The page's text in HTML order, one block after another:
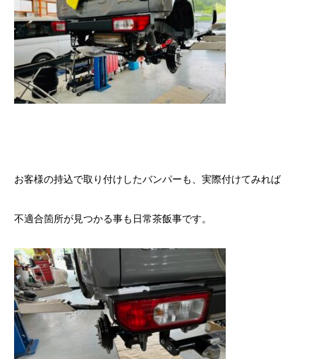
お客様の持込で取り付けしたバンパーも、実際付けてみれば
不適合箇所が見つかる事も日常茶飯事です。